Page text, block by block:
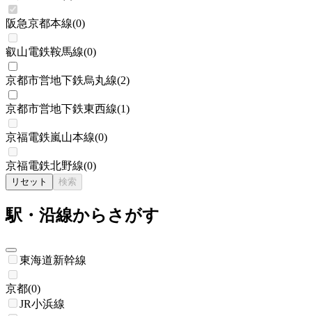
阪急京都本線(0)
叡山電鉄鞍馬線(0)
京都市営地下鉄烏丸線(2)
京都市営地下鉄東西線(1)
京福電鉄嵐山本線(0)
京福電鉄北野線(0)
リセット 検索
駅・沿線からさがす
東海道新幹線
京都(0)
JR小浜線